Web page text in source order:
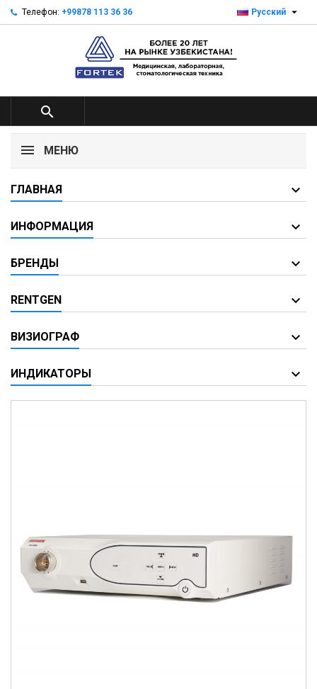
Телефон: +99878 113 36 36 Русский 

МЕНЮ
ГЛАВНАЯ
ИНФОРМАЦИЯ
БРЕНДЫ
RENTGEN
ВИЗИОГРАФ
ИНДИКАТОРЫ